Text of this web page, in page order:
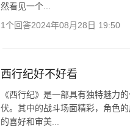
然看见一个...
1个回答2024年08月28日 19:50
西行纪好不好看
《西行纪》是一部具有独特魅力
伏。其中的战斗场面精彩，角色
的喜好和审美...